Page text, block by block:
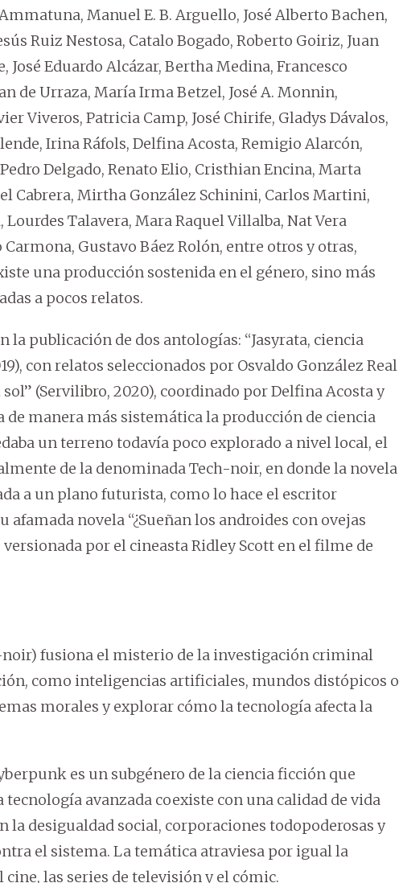
Manuel E. B. Arguello, José Alberto Bachen,
Ruiz Nestosa, Catalo Bogado, Roberto Goiriz, Juan
José Eduardo Alcázar, Bertha Medina, Francesco
de Urraza, María Irma Betzel, José A. Monnin,
Viveros, Patricia Camp, José Chirife, Gladys Dávalos,
Irina Ráfols, Delfina Acosta, Remigio Alarcón,
Delgado, Renato Elio, Cristhian Encina, Marta
Cabrera, Mirtha González Schinini, Carlos Martini,
Talavera, Mara Raquel Villalba, Nat Vera
Gustavo Báez Rolón, entre otros y otras,
una producción sostenida en el género, sino más
a pocos relatos.
publicación de dos antologías: “Jasyrata, ciencia
con relatos seleccionados por Osvaldo González Real
(Servilibro, 2020), coordinado por Delfina Acosta y
de manera más sistemática la producción de ciencia
un terreno todavía poco explorado a nivel local, el
de la denominada Tech-noir, en donde la novela
a un plano futurista, como lo hace el escritor
novela “¿Sueñan los androides con ovejas
por el cineasta Ridley Scott en el filme de
fusiona el misterio de la investigación criminal
como inteligencias artificiales, mundos distópicos o
morales y explorar cómo la tecnología afecta la
es un subgénero de la ciencia ficción que
avanzada coexiste con una calidad de vida
la desigualdad social, corporaciones todopoderosas y
el sistema. La temática atraviesa por igual la
las series de televisión y el cómic.